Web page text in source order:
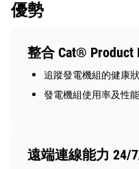
優勢
整合 Cat®
追蹤發電機組的健康
發電機組使用率及性
遠端連線能力 24/